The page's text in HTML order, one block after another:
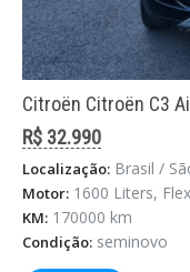
Citroën Citroën C3
R$ 32.990
Localização: Brasil /
Motor: 1600 Liters, Flex
KM: 170000 km
Condição: seminovo